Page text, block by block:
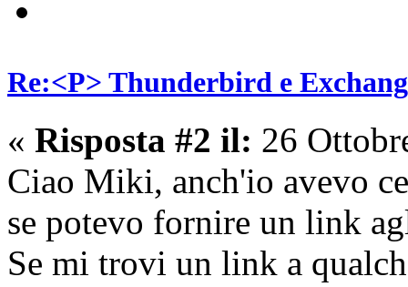
Re:<P> Thunderbird e
« Risposta #2 il: 26
Ciao Miki, anch'io avevo
se potevo fornire un link
Se mi trovi un link a